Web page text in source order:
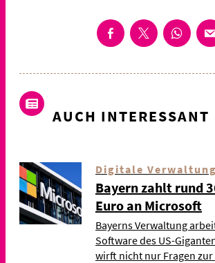
AUCH INTERESSANT
Digitale Verwaltung
Bayern zahlt rund
Euro an Microsoft
Bayerns Verwaltung
Software des US-
wirft nicht nur Fragen